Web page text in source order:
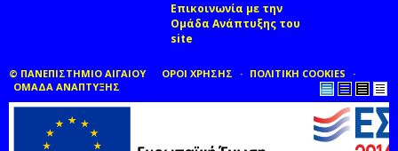
Επικοινωνία με την
Ομάδα Ανάπτυξης του
site
© ΠΑΝΕΠΙΣΤΗΜΙΟ ΑΙΓΑΙΟΥ ΟΡΟΙ ΧΡΗΣΗΣ
ΠΟΛΙΤΙΚΗ COOKIES
ΟΜΑΔΑ ΑΝΑΠΤΥΞΗΣ